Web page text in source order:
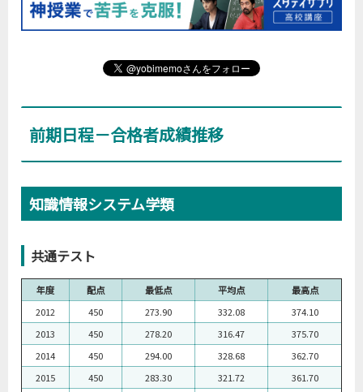
前期日程－合格者成績推移
知識情報システム学類
共通テスト
年度 配点 最低点 平均点
最高点
2012
450 273.90 332.08
374.10
2013
450 278.20 316.47
375.70
2014
450 294.00 328.68
362.70
2015
450 283.30 321.72
361.70